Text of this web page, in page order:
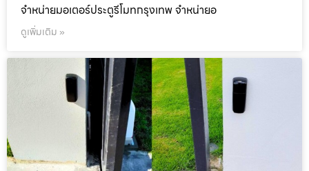
จำหน่ายมอเตอร์ประตูรีโมทกรุงเทพ จำหน่ายอ
ดูเพิ่มเติม »